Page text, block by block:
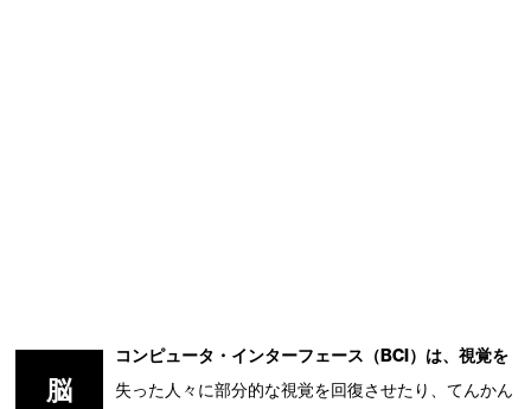
脳
コンピュータ・インターフェース（BCI）は、視覚を
失った人々に部分的な視覚を回復させたり、てんかん